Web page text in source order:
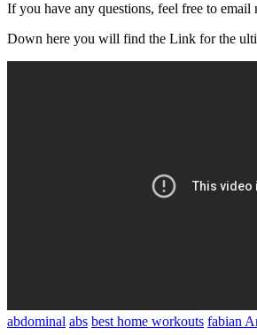
If you have any questions, feel free to
Down here you will find the Link for the
abdominal abs best home workouts fabian